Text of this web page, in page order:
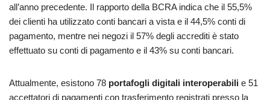
all’anno precedente. Il rapporto della BCRA indica che il 55,5%
dei clienti ha utilizzato conti bancari a vista e il 44,5% conti di
pagamento, mentre nei negozi il 57% degli accrediti è stato
effettuato su conti di pagamento e il 43% su conti bancari.
Attualmente, esistono 78 portafogli digitali interoperabili e 51
accettatori di pagamenti con trasferimento registrati presso la